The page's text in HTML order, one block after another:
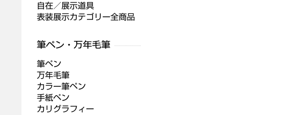
自在／展示道具
表装展示カテゴリー全商品
筆ペン
万年毛筆
カラー筆ペン
手紙ペン
カリグラフィー